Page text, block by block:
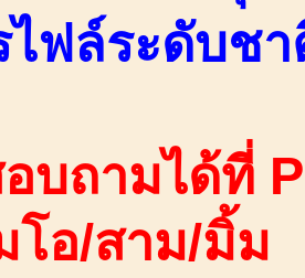
ไฟล์ระดับช
บถามได้ที่
โอ/สาม/มิ้ม